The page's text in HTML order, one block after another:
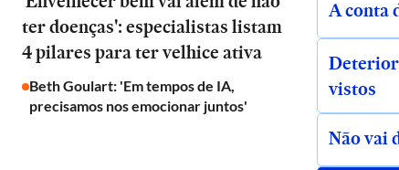
ter doenças': especialistas listam
4 pilares para ter velhice ativa
Beth Goulart: 'Em tempos de IA,
precisamos nos emocionar juntos'
A conta
vistos
Não vai